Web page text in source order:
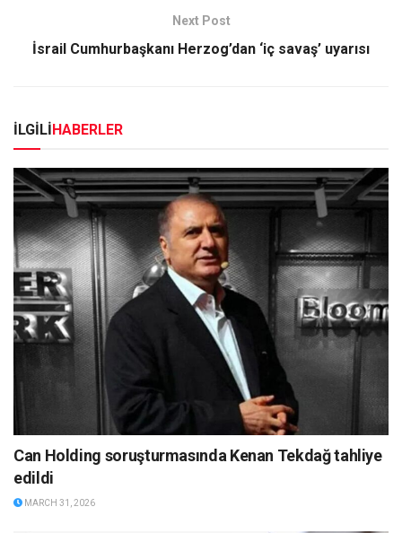
Next Post
İsrail Cumhurbaşkanı Herzog’dan ‘iç savaş’ uyarısı
İLGİLİHABERLER
Can Holding soruşturmasında Kenan Tekdağ tahliye
edildi
MARCH 31, 2026